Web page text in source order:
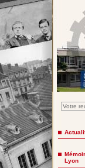
Lyon